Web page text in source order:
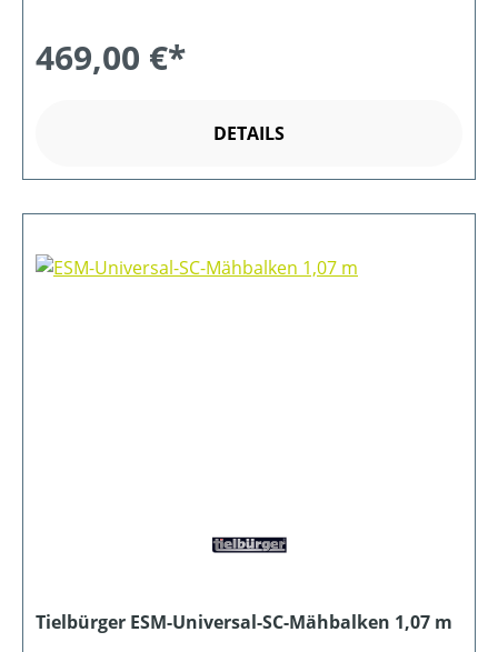
469,00 €*
DETAILS
Tielbürger ESM-Universal-SC-Mähbalken 1,07 m